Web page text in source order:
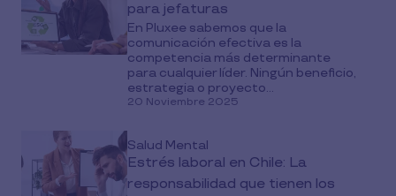
para jefaturas
En Pluxee sabemos que la
comunicación efectiva es la
competencia más determinante
para cualquier líder. Ningún beneficio,
estrategia o proyecto...
20 Noviembre 2025
Salud Mental
Estrés laboral en Chile: La
responsabilidad que tienen los